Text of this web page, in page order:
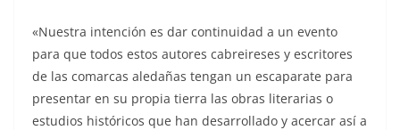
«Nuestra intención es dar continuidad a un evento
para que todos estos autores cabreireses y escritores
de las comarcas aledañas tengan un escaparate para
presentar en su propia tierra las obras literarias o
estudios históricos que han desarrollado y acercar así a